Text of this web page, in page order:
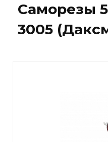
Саморезы
3005